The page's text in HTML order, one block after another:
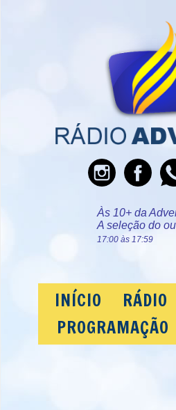
Às 10+ da
A seleção do
17:00 às 17:59
INÍCIO RÁDIO
PROGRAMAÇÃO